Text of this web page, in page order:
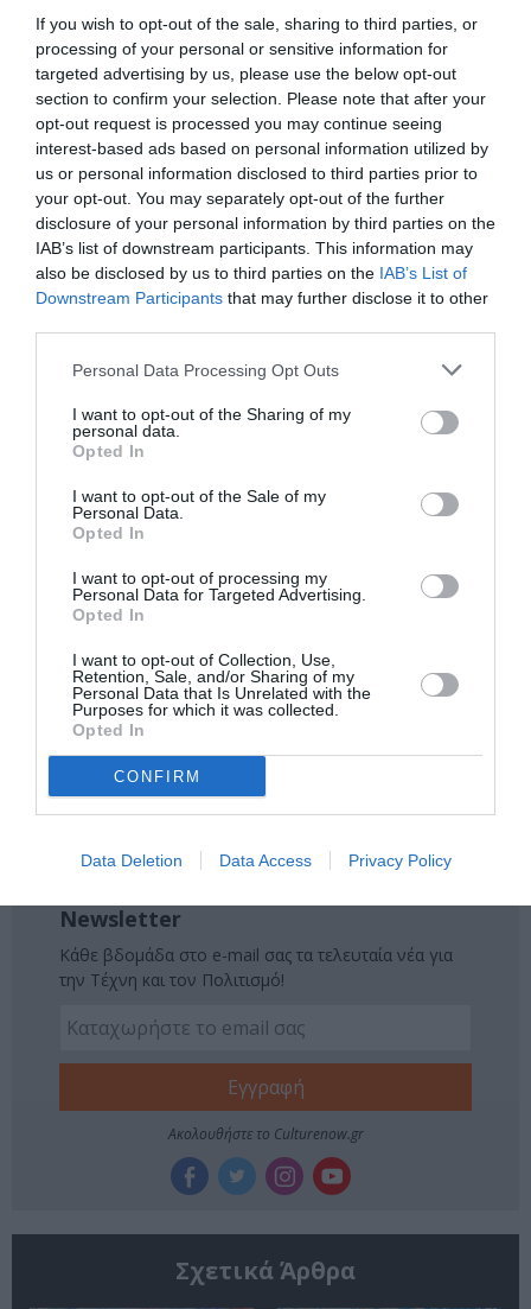
If you wish to opt-out of the sale, sharing to third parties, or
processing of your personal or sensitive information for
targeted advertising by us, please use the below opt-out
section to confirm your selection. Please note that after your
opt-out request is processed you may continue seeing
interest-based ads based on personal information utilized by
us or personal information disclosed to third parties prior to
your opt-out. You may separately opt-out of the further
disclosure of your personal information by third parties on the
IAB’s list of downstream participants. This information may
also be disclosed by us to third parties on the IAB’s List of
Downstream Participants that may further disclose it to other
Personal Data Processing Opt Outs
I want to opt-out of the Sharing of my
personal data.
Opted In
I want to opt-out of the Sale of my
Personal Data.
Opted In
I want to opt-out of processing my
Personal Data for Targeted Advertising.
Opted In
I want to opt-out of Collection, Use,
Retention, Sale, and/or Sharing of my
Personal Data that Is Unrelated with the
Purposes for which it was collected.
Opted In
CONFIRM
Data Deletion Data Access Privacy Policy
ώρα τελευταίας εισόδου: 21:30 | Σάββατο & Κυριακή,
09:00 - 20:00, ώρα τελευταίας εισόδου: 19:30
Τοποθεσία:
Μουσείο Ακρόπολης - Αίθουσα Περιοδικών Εκθέσεων,
Διονυσίου Αρεοπαγίτου 15, Αθήνα
Μουσείο Ακρόπολης
Eισιτήρια:
Είσοδος Ελεύθερη (Απαραίτητη προϋπόθεση η έκδοση
εισιτηρίων του Μουσείου)
Πληροφορίες / Κρατήσεις:
Τηλ.: 210 900 0900 |
Ακολουθήστε το Culturenow.gr στο
Δείτε όλα τατελευταία νέα
Νέοι Διαγωνισμοί❯
Tags
ΔΩΡΕΑΝ ΕΚΔΗΛΩΣΕΙΣ
ΕΙΚΑΣΤΙΚΕΣ ΕΚΘΕΣΕΙΣ
Newsletter
Κάθε βδομάδα στο e-mail σας τα τελευταία νέα για
την Τέχνη και τον Πολιτισμό!
Ακολουθήστε το Culturenow.gr
Σχετικά Άρθρα